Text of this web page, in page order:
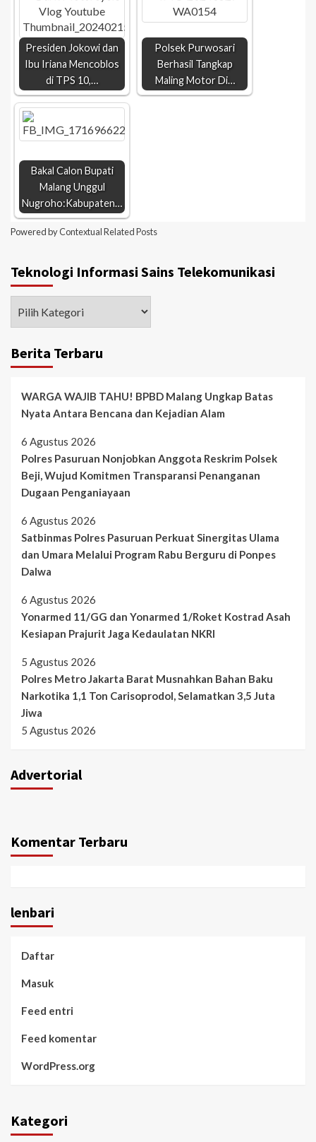
Presiden Jokowi dan
Ibu Iriana Mencoblos
di TPS 10,…
Polsek Purwosari
Berhasil Tangkap
Maling Motor Di…
Bakal Calon Bupati
Malang Unggul
Nugroho:Kabupaten…
Powered byContextual Related Posts
Teknologi Informasi Sains Telekomunikasi
Berita Terbaru
WARGA WAJIB TAHU! BPBD Malang Ungkap Batas
Nyata Antara Bencana dan Kejadian Alam
6 Agustus 2026
Polres Pasuruan Nonjobkan Anggota Reskrim Polsek
Beji, Wujud Komitmen Transparansi Penanganan
Dugaan Penganiayaan
6 Agustus 2026
Satbinmas Polres Pasuruan Perkuat Sinergitas Ulama
dan Umara Melalui Program Rabu Berguru di Ponpes
Dalwa
6 Agustus 2026
Yonarmed 11/GG dan Yonarmed 1/Roket Kostrad Asah
Kesiapan Prajurit Jaga Kedaulatan NKRI
5 Agustus 2026
Polres Metro Jakarta Barat Musnahkan Bahan Baku
Narkotika 1,1 Ton Carisoprodol, Selamatkan 3,5 Juta
Jiwa
5 Agustus 2026
Advertorial
Komentar Terbaru
lenbari
Daftar
Masuk
Feed entri
Feed komentar
WordPress.org
Kategori